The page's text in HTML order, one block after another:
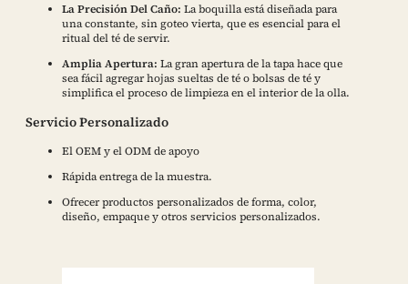
La Precisión Del Caño: La boquilla está diseñada para
una constante, sin goteo vierta, que es esencial para el
ritual del té de servir.
Amplia Apertura: La gran apertura de la tapa hace que
sea fácil agregar hojas sueltas de té o bolsas de té y
simplifica el proceso de limpieza en el interior de la olla.
Servicio Personalizado
El OEM y el ODM de apoyo
Rápida entrega de la muestra.
Ofrecer productos personalizados de forma, color,
diseño, empaque y otros servicios personalizados.